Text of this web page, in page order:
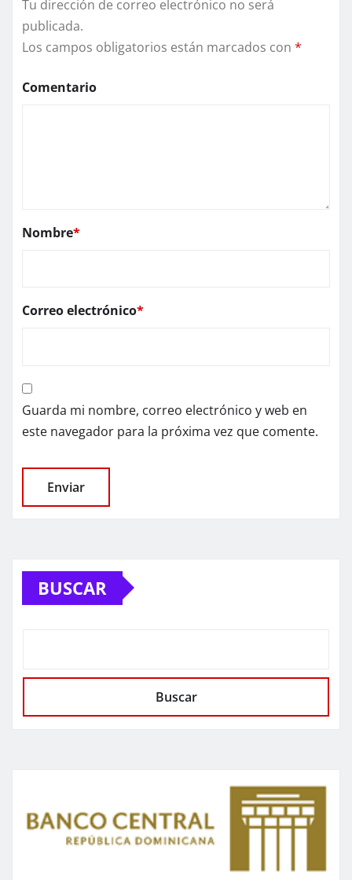
Tu dirección de correo electrónico no será
publicada.
Los campos obligatorios están marcados con *
Comentario
Nombre*
Correo electrónico*
Guarda mi nombre, correo electrónico y web en
este navegador para la próxima vez que comente.
BUSCAR
Buscar